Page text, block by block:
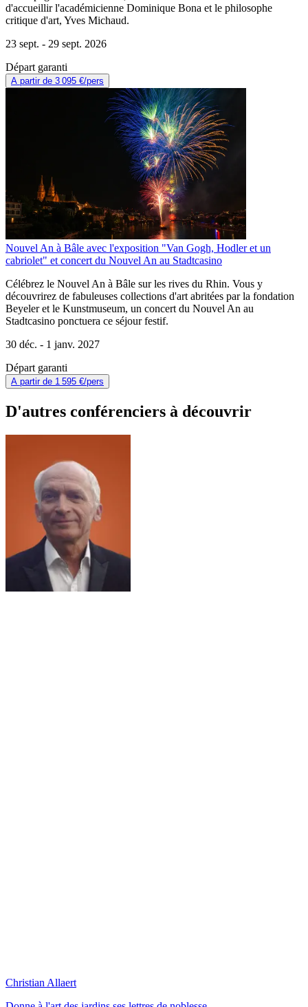
d'accueillir l'académicienne Dominique Bona et le philosophe
critique d'art, Yves Michaud.
23 sept. - 29 sept. 2026
Départ garanti
A partir de 3 095 €/pers
Nouvel An à Bâle avec l'exposition "Van Gogh, Hodler et un
cabriolet" et concert du Nouvel An au Stadtcasino
Célébrez le Nouvel An à Bâle sur les rives du Rhin. Vous y
découvrirez de fabuleuses collections d'art abritées par la fondation
Beyeler et le Kunstmuseum, un concert du Nouvel An au
Stadtcasino ponctuera ce séjour festif.
30 déc. - 1 janv. 2027
Départ garanti
A partir de 1 595 €/pers
D'autres conférenciers à découvrir
Christian Allaert